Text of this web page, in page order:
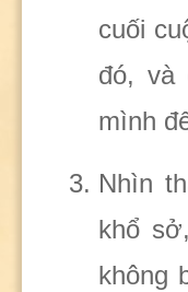
cuối
đó, và
mình
Nhìn
khổ
không